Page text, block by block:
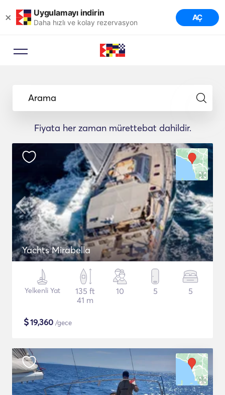
× Uygulamayı indirin
Daha hızlı ve kolay rezervasyon AÇ
Arama
Fiyata her zaman mürettebat dahildir.
Yachts Mirabella
Yelkenli Yat
135 ft
41 m
10 5 5
$19,360 /gece